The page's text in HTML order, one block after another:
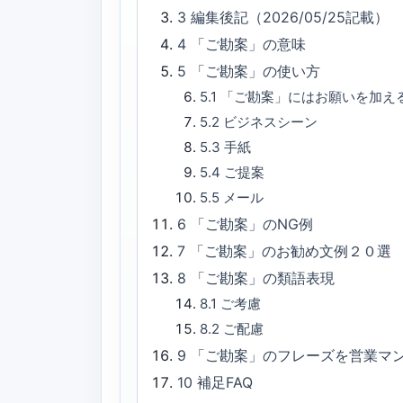
3編集後記（2026/05/25記載）
4
「ご勘案」の意味
5
「ご勘案」の使い方
5.1
「ご勘案」にはお願いを加え
5.2 ビジネスシーン
5.3 手紙
5.4 ご提案
5.5 メール
6
「ご勘案」のNG例
7
「ご勘案」のお勧め文例２０選
8
「ご勘案」の類語表現
8.1 ご考慮
8.2 ご配慮
9
「ご勘案」のフレーズを営業マ
10補足FAQ